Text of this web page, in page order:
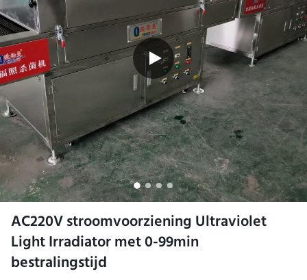
AC220V stroomvoorziening Ultraviolet
Light Irradiator met 0-99min
bestralingstijd